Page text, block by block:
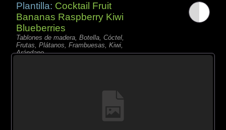
Plantilla: Cocktail Fruit
Bananas Raspberry Kiwi
Blueberries
Tablones de madera, Botella, Cóctel,
Frutas, Plátanos, Frambuesas, Kiwi,
Arándano,